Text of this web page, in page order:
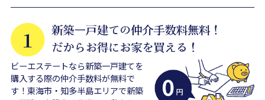
ビーエステートなら新築一戸建てを
購入する際の仲介手数料が無料で
す！東海市・知多半島エリアで新築